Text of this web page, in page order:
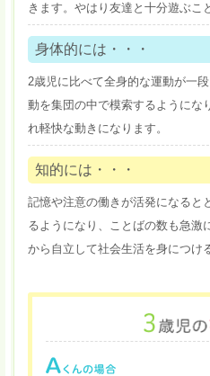
きます。やはり友達と十分遊ぶこ
身体的には・・・
2歳児に比べて全身的な運動が一
動を集団の中で模索するようにな
れ軽快な動きになります。
知的には・・・
記憶や注意の働きが活発になると
るようになり、ことばの数も急激
から自立して社会生活を身につけ